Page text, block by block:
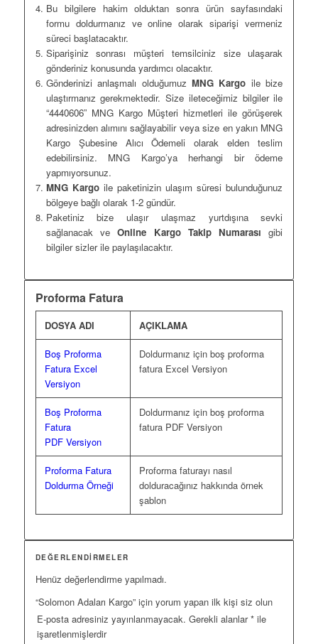
Bu bilgilere hakim olduktan sonra ürün sayfasındaki
formu doldurmanız ve online olarak siparişi vermeniz
süreci başlatacaktır.
Siparişiniz sonrası müşteri temsilciniz size ulaşarak
gönderiniz konusunda yardımcı olacaktır.
Gönderinizi anlaşmalı olduğumuz MNG Kargo ile bize
ulaştırmanız gerekmektedir. Size ileteceğimiz bilgiler ile
“4440606” MNG Kargo Müşteri hizmetleri ile görüşerek
adresinizden alımını sağlayabilir veya size en yakın MNG
Kargo Şubesine Alıcı Ödemeli olarak elden teslim
edebilirsiniz. MNG Kargo’ya herhangi bir ödeme
yapmıyorsunuz.
MNG Kargoile paketinizin ulaşım süresi bulunduğunuz
bölgeye bağlı olarak 1-2 gündür.
Paketiniz bize ulaşır ulaşmaz yurtdışına sevki
sağlanacak veOnline Kargo Takip Numarası gibi
bilgiler sizler ile paylaşılacaktır.
Proforma Fatura
DOSYA ADI AÇIKLAMA
Boş Proforma
Fatura Excel
Versiyon
Doldurmanız için boş proforma
fatura Excel Versiyon
Boş Proforma
Fatura
PDF Versiyon
Doldurmanız için boş proforma
fatura PDF Versiyon
Proforma Fatura
Doldurma Örneği
Proforma faturayı nasıl
dolduracağınız hakkında örnek
şablon
DEĞERLENDIRMELER
Henüz değerlendirme yapılmadı.
“Solomon Adaları Kargo” için yorum yapan ilk kişi siz olun
E-posta adresiniz yayınlanmayacak. Gerekli alanlar*ile
işaretlenmişlerdir